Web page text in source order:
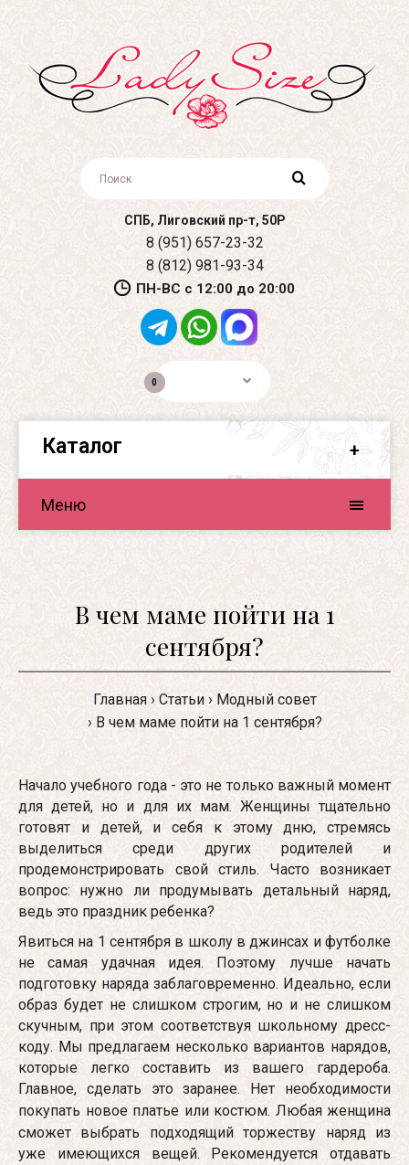
СПБ, Лиговский пр-т, 50Р
8 (951) 657-23-32
8 (812) 981-93-34
ПН-ВС с 12:00 до 20:00
0
Каталог
Меню
В чем маме пойти на 1
сентября?
Главная Статьи
Модный совет
В чем маме пойти на 1 сентября?
Начало учебного года - это не только важный момент
для детей, но и для их мам. Женщины тщательно
готовят и детей, и себя к этому дню, стремясь
выделиться среди других родителей и
продемонстрировать свой стиль. Часто возникает
вопрос: нужно ли продумывать детальный наряд,
ведь это праздник ребенка?
Явиться на 1 сентября в школу в джинсах и футболке
не самая удачная идея. Поэтому лучше начать
подготовку наряда заблаговременно. Идеально, если
образ будет не слишком строгим, но и не слишком
скучным, при этом соответствуя школьному дресс-
коду. Мы предлагаем несколько вариантов нарядов,
которые легко составить из вашего гардероба.
Главное, сделать это заранее. Нет необходимости
покупать новое платье или костюм. Любая женщина
сможет выбрать подходящий торжеству наряд из
уже имеющихся вещей. Рекомендуется отдавать